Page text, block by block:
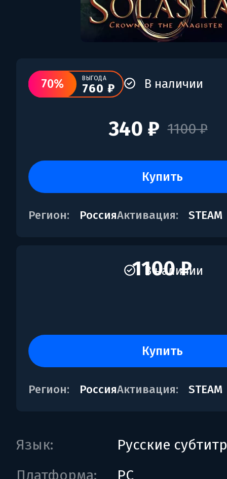
1100 ₽
340 ₽
70% ВЫГОДА
760 ₽
купить
Регион: РоссияАктивация: STEAM
В наличии
1100 ₽
купить
Регион: РоссияАктивация: STEAM
В наличии
Язык:
Русские
Платформа:
PC